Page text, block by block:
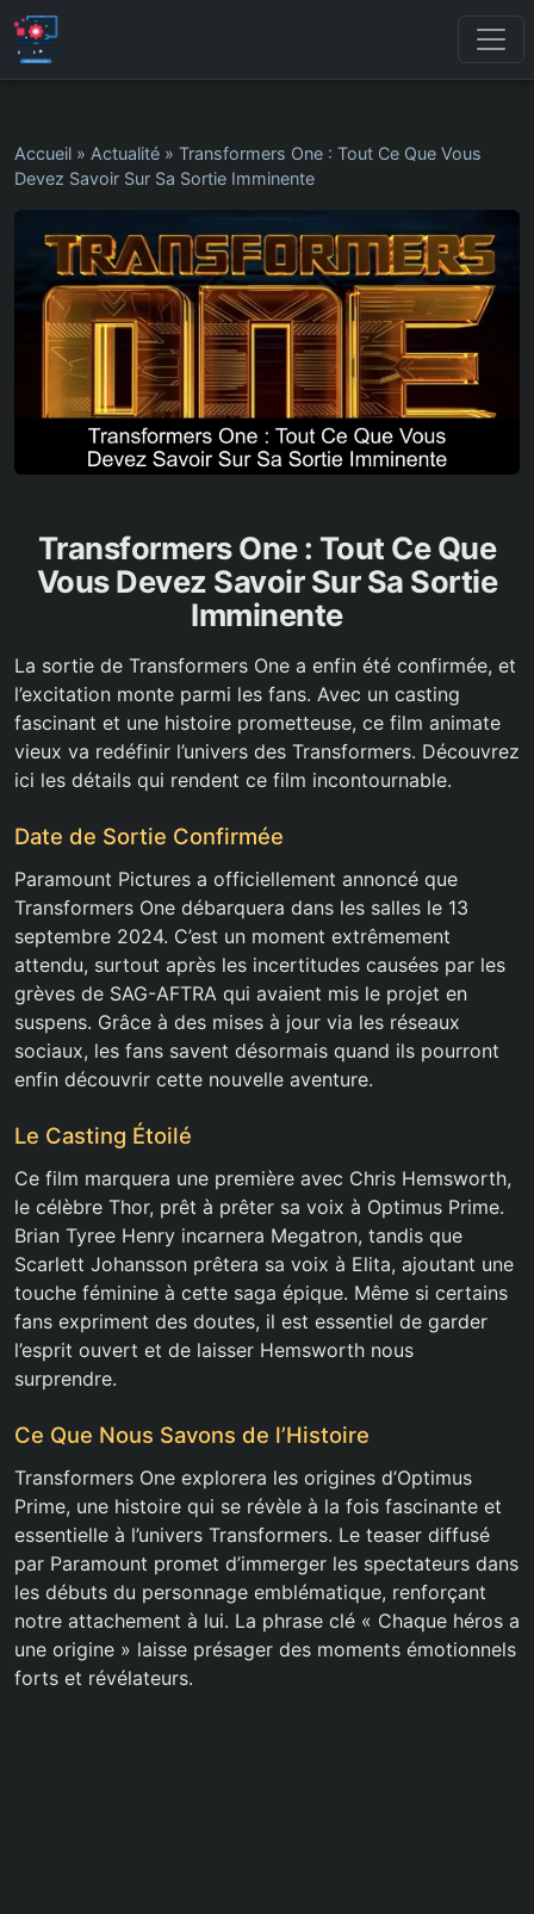
Accueil » Actualité » Transformers One : Tout Ce Que Vous
Devez Savoir Sur Sa Sortie Imminente
Transformers One : Tout Ce Que
Vous Devez Savoir Sur Sa Sortie
Imminente
La sortie de Transformers One a enfin été confirmée, et
l’excitation monte parmi les fans. Avec un casting
fascinant et une histoire prometteuse, ce film animate
vieux va redéfinir l’univers des Transformers. Découvrez
ici les détails qui rendent ce film incontournable.
Date de Sortie Confirmée
Paramount Pictures a officiellement annoncé que
Transformers One débarquera dans les salles le 13
septembre 2024. C’est un moment extrêmement
attendu, surtout après les incertitudes causées par les
grèves de SAG-AFTRA qui avaient mis le projet en
suspens. Grâce à des mises à jour via les réseaux
sociaux, les fans savent désormais quand ils pourront
enfin découvrir cette nouvelle aventure.
Le Casting Étoilé
Ce film marquera une première avec Chris Hemsworth,
le célèbre Thor, prêt à prêter sa voix à Optimus Prime.
Brian Tyree Henry incarnera Megatron, tandis que
Scarlett Johansson prêtera sa voix à Elita, ajoutant une
touche féminine à cette saga épique. Même si certains
fans expriment des doutes, il est essentiel de garder
l’esprit ouvert et de laisser Hemsworth nous
surprendre.
Ce Que Nous Savons de l’Histoire
Transformers One explorera les origines d’Optimus
Prime, une histoire qui se révèle à la fois fascinante et
essentielle à l’univers Transformers. Le teaser diffusé
par Paramount promet d’immerger les spectateurs dans
les débuts du personnage emblématique, renforçant
notre attachement à lui. La phrase clé « Chaque héros a
une origine » laisse présager des moments émotionnels
forts et révélateurs.